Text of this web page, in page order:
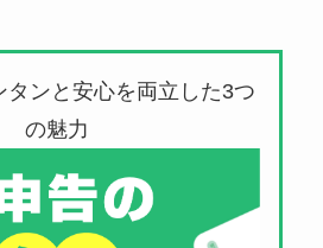
タンと安心を両立した3つ
の魅力